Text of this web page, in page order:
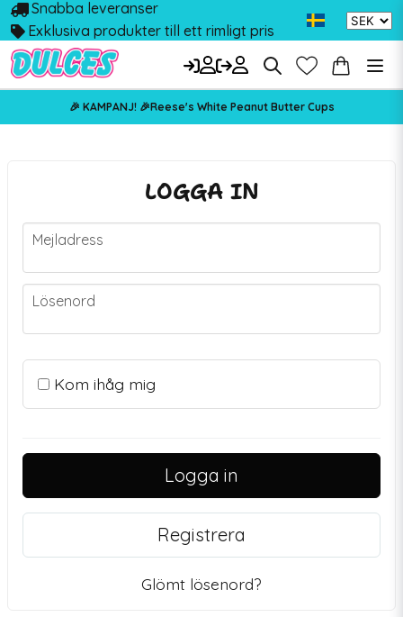
Snabba leveranser
Exklusiva produkter till ett rimligt pris
🎉 KAMPANJ! 🎉Reese's White Peanut Butter Cups
LOGGA IN
Mejladress
Mejladress
Lösenord
Lösenord
Kom ihåg mig
Logga in
Registrera
Glömt lösenord?